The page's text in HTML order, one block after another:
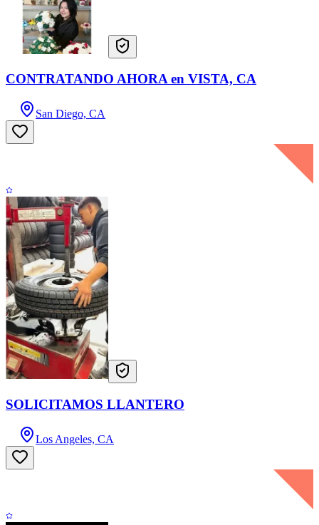
CONTRATANDO AHORA en VISTA, CA
San Diego, CA
SOLICITAMOS LLANTERO
Los Angeles, CA